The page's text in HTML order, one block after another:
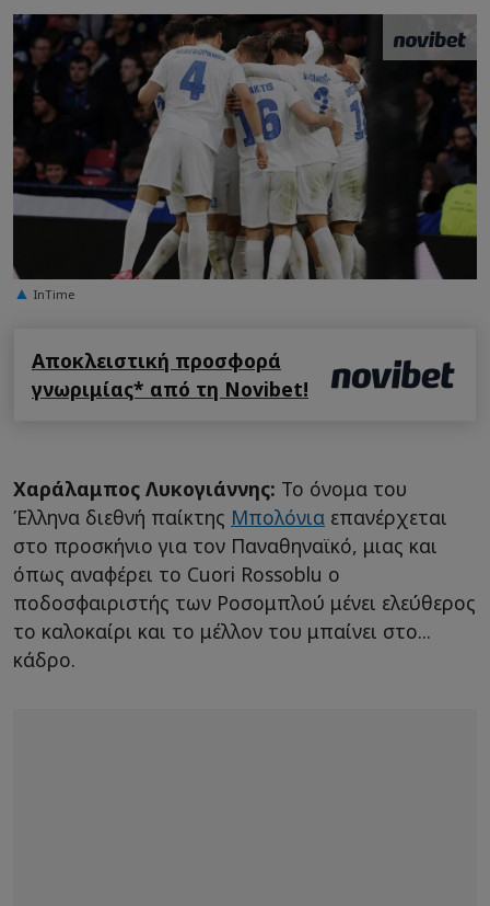
InTime
Αποκλειστική προσφορά
γνωριμίας* από τη Novibet!
Χαράλαμπος Λυκογιάννης: Το όνομα του
Έλληνα διεθνή παίκτης Μπολόνια επανέρχεται
στο προσκήνιο για τον Παναθηναϊκό, μιας και
όπως αναφέρει το Cuori Rossoblu ο
ποδοσφαιριστής των Ροσομπλού μένει ελεύθερος
το καλοκαίρι και το μέλλον του μπαίνει στο...
κάδρο.